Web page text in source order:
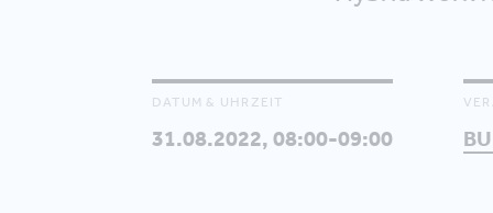
DATUM & UHRZEIT
31.08.2022, 08:00-09:00